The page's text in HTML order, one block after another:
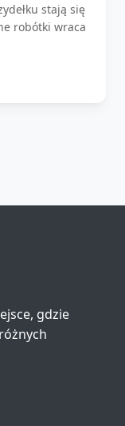
stają się
robótki wraca
gdzie